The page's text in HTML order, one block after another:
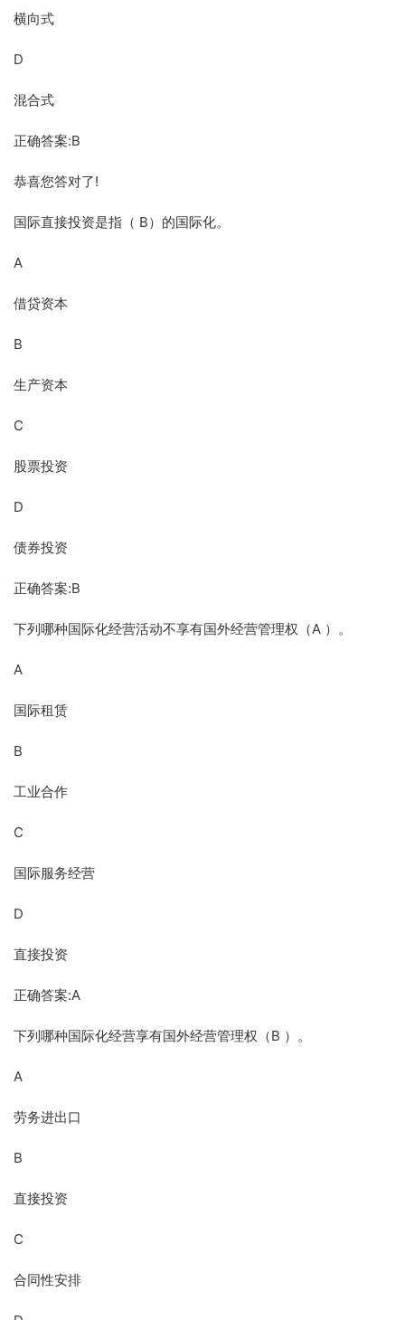
横向式
D
混合式
正确答案:B
恭喜您答对了!
国际直接投资是指（ B）的国际化。
A
借贷资本
B
生产资本
C
股票投资
D
债券投资
正确答案:B
下列哪种国际化经营活动不享有国外经营管理权（A ）。
A
国际租赁
B
工业合作
C
国际服务经营
D
直接投资
正确答案:A
下列哪种国际化经营享有国外经营管理权（B ）。
A
劳务进出口
B
直接投资
C
合同性安排